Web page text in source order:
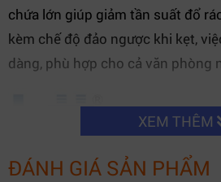
chứa lớn giúp giảm tần suất đổ
kèm chế độ đảo ngược khi kẹt,
dàng, phù hợp cho cả văn phòng
XEM THÊM
ĐÁNH GIÁ SẢN PHẨM